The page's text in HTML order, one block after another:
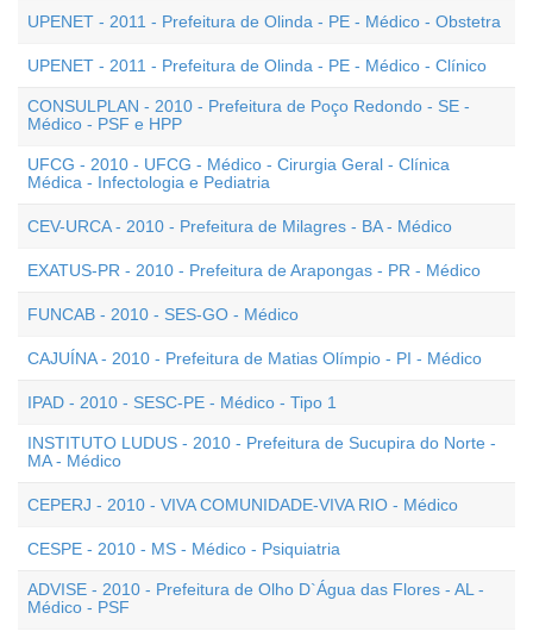
UPENET - 2011 - Prefeitura de Olinda - PE - Médico - Obstetra
UPENET - 2011 - Prefeitura de Olinda - PE - Médico - Clínico
CONSULPLAN - 2010 - Prefeitura de Poço Redondo - SE -
Médico - PSF e HPP
UFCG - 2010 - UFCG - Médico - Cirurgia Geral - Clínica
Médica - Infectologia e Pediatria
CEV-URCA - 2010 - Prefeitura de Milagres - BA - Médico
EXATUS-PR - 2010 - Prefeitura de Arapongas - PR - Médico
FUNCAB - 2010 - SES-GO - Médico
CAJUÍNA - 2010 - Prefeitura de Matias Olímpio - PI - Médico
IPAD - 2010 - SESC-PE - Médico - Tipo 1
INSTITUTO LUDUS - 2010 - Prefeitura de Sucupira do Norte -
MA - Médico
CEPERJ - 2010 - VIVA COMUNIDADE-VIVA RIO - Médico
CESPE - 2010 - MS - Médico - Psiquiatria
ADVISE - 2010 - Prefeitura de Olho D`Água das Flores - AL -
Médico - PSF